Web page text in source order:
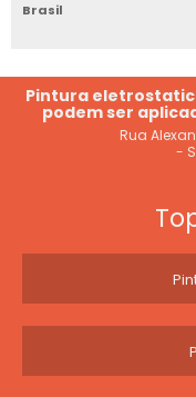
Brasil
Pintura
podem ser
Rua
-